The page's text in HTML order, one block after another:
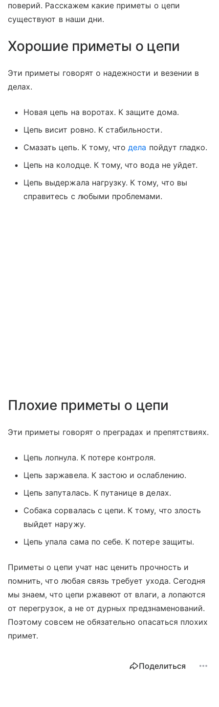
поверий. Расскажем какие приметы о цепи
существуют в наши дни.
Хорошие приметы о цепи
Эти приметы говорят о надежности и везении в
делах.
Новая цепь на воротах. К защите дома.
Цепь висит ровно. К стабильности.
Смазать цепь. К тому, чтодела пойдут гладко.
Цепь на колодце. К тому, что вода не уйдет.
Цепь выдержала нагрузку. К тому, что вы
справитесь с любыми проблемами.
Плохие приметы о цепи
Эти приметы говорят о преградах и препятствиях.
Цепь лопнула. К потере контроля.
Цепь заржавела. К застою и ослаблению.
Цепь запуталась. К путанице в делах.
Собака сорвалась с цепи. К тому, что злость
выйдет наружу.
Цепь упала сама по себе. К потере защиты.
Приметы о цепи учат нас ценить прочность и
помнить, что любая связь требует ухода. Сегодня
мы знаем, что цепи ржавеют от влаги, а лопаются
от перегрузок, а не от дурных предзнаменований.
Поэтому совсем не обязательно опасаться плохих
примет.
Поделиться